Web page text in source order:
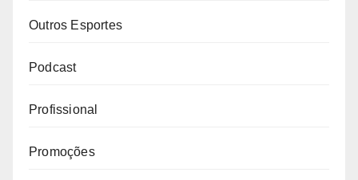
Outros Esportes
Podcast
Profissional
Promoções